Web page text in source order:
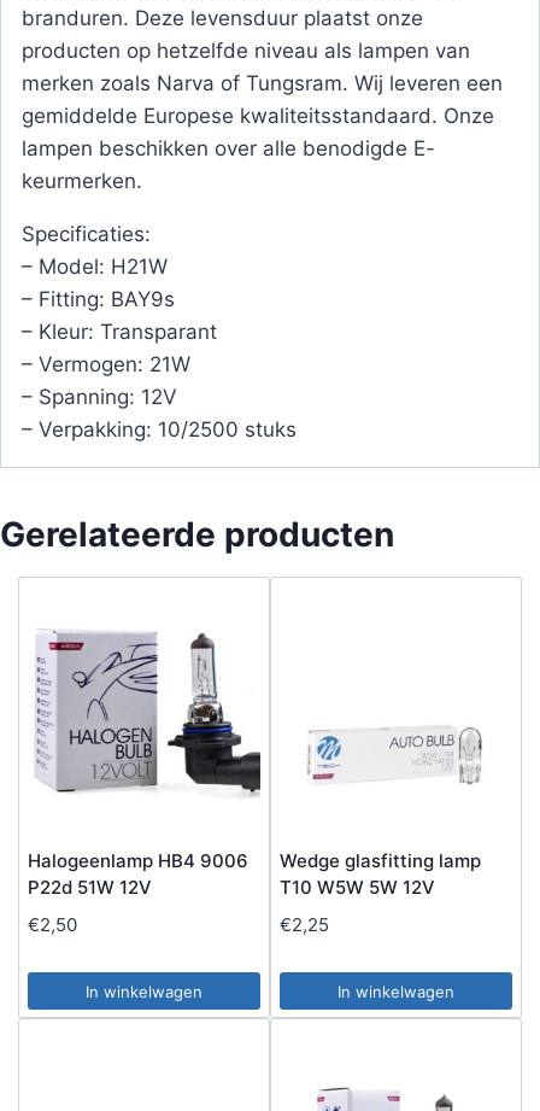
branduren. Deze levensduur plaatst onze
producten op hetzelfde niveau als lampen van
merken zoals Narva of Tungsram. Wij leveren een
gemiddelde Europese kwaliteitsstandaard. Onze
lampen beschikken over alle benodigde E-
keurmerken.
Specificaties:
– Model: H21W
– Fitting: BAY9s
– Kleur: Transparant
– Vermogen: 21W
– Spanning: 12V
– Verpakking: 10/2500 stuks
Gerelateerde producten
Halogeenlamp HB4 9006
P22d 51W 12V
€2,50
In winkelwagen
Wedge glasfitting lamp
T10 W5W 5W 12V
€2,25
In winkelwagen